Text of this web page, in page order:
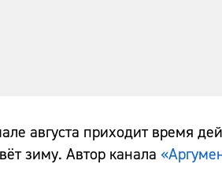
августа приходит время
зиму. Автор канала